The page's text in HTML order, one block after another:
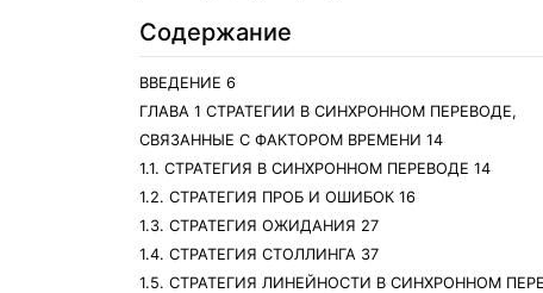
Содержание
ВВЕДЕНИЕ 6
ГЛАВА 1 СТРАТЕГИИ В СИНХРОННОМ ПЕРЕВОДЕ,
СВЯЗАННЫЕ С ФАКТОРОМ ВРЕМЕНИ 14
1.1. СТРАТЕГИЯ В СИНХРОННОМ ПЕРЕВОДЕ 14
1.2. СТРАТЕГИЯ ПРОБ И ОШИБОК 16
1.3. СТРАТЕГИЯ ОЖИДАНИЯ 27
1.4. СТРАТЕГИЯ СТОЛЛИНГА 37
1.5. СТРАТЕГИЯ ЛИНЕЙНОСТИ В СИНХРОННОМ